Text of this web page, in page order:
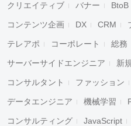
クリエイティブ バナー BtoB
コンテンツ企画 DX CRM
テレアポ コーポレート 総務
サーバーサイドエンジニア 新
コンサルタント ファッション
データエンジニア 機械学習
コンサルティング JavaScript